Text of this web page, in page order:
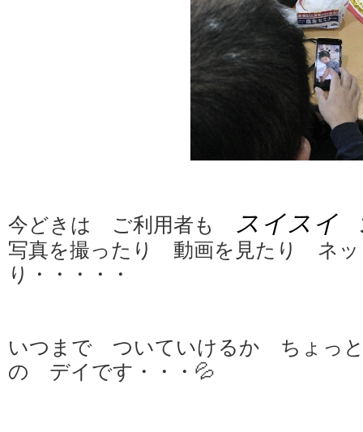
今どきは ご利用者も スイスイ
写真を撮ったり 動画を見たり ネッ
り・・・・・
いつまで ついていけるか ちょっ
の デイです・・・💦